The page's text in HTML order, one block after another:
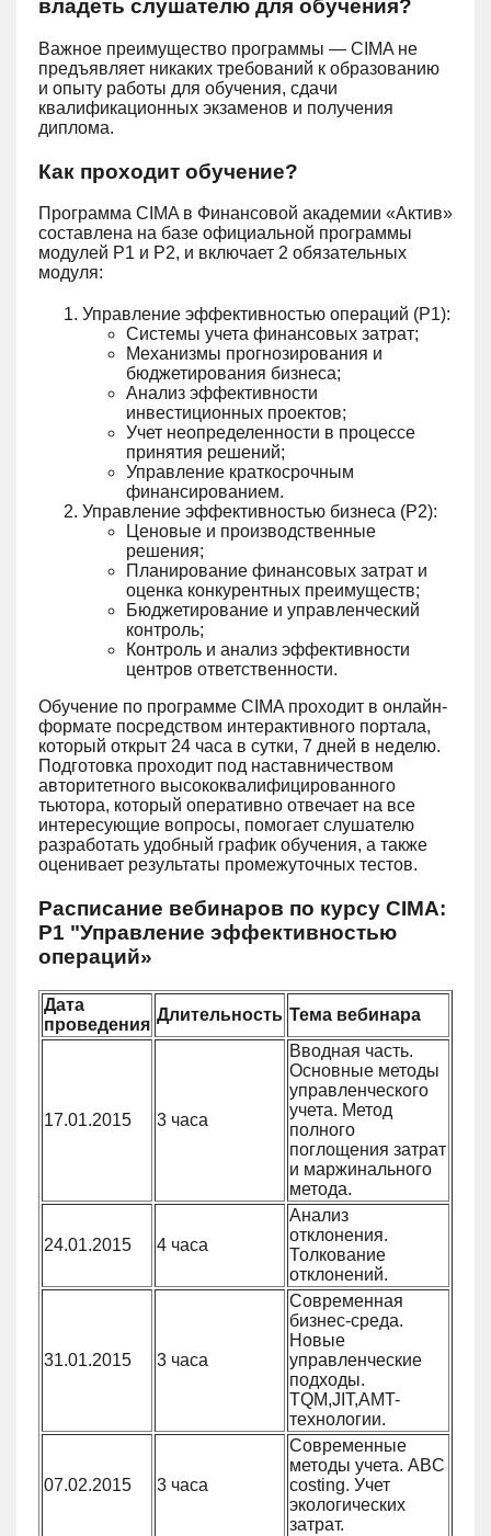
владеть слушателю для обучения?
Важное преимущество программы — CIMA не
предъявляет никаких требований к образованию
и опыту работы для обучения, сдачи
квалификационных экзаменов и получения
диплома.
Как проходит обучение?
Программа CIMA в Финансовой академии «Актив»
составлена на базе официальной программы
модулей P1 и P2, и включает 2 обязательных
модуля:
Управление эффективностью операций (Р1):
Системы учета финансовых затрат;
Механизмы прогнозирования и
бюджетирования бизнеса;
Анализ эффективности
инвестиционных проектов;
Учет неопределенности в процессе
принятия решений;
Управление краткосрочным
финансированием.
Управление эффективностью бизнеса (Р2):
Ценовые и производственные
решения;
Планирование финансовых затрат и
оценка конкурентных преимуществ;
Бюджетирование и управленческий
контроль;
Контроль и анализ эффективности
центров ответственности.
Обучение по программе CIMA проходит в онлайн-
формате посредством интерактивного портала,
который открыт 24 часа в сутки, 7 дней в неделю.
Подготовка проходит под наставничеством
авторитетного высококвалифицированного
тьютора, который оперативно отвечает на все
интересующие вопросы, помогает слушателю
разработать удобный график обучения, а также
оценивает результаты промежуточных тестов.
Расписание вебинаров по курсу CIMA:
Р1 "Управление эффективностью
операций»
Дата
проведения
Длительность Тема вебинара
17.01.2015 3 часа
Вводная часть.
Основные методы
управленческого
учета. Метод
полного
поглощения затрат
и маржинального
метода.
24.01.2015 4 часа
Анализ
отклонения.
Толкование
отклонений.
31.01.2015 3 часа
Современная
бизнес-среда.
Новые
управленческие
подходы.
TQM,JIT,AMT-
технологии.
07.02.2015 3 часа
Современные
методы учета. ABC
costing. Учет
экологических
затрат.